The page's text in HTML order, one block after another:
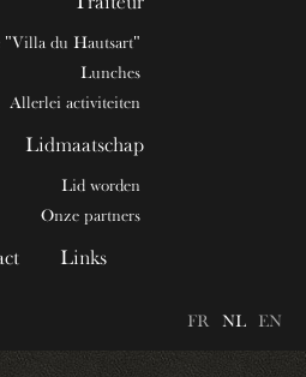
"Villa du Hautsart"
Lunches
Allerlei activiteiten
Lidmaatschap
Lid worden
Onze partners
Links
FR NL EN